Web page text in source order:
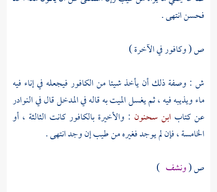
فحسن انتهى .
ص ( وكافور في الآخرة )
ش : وصفة ذلك أن يأخذ شيئا من الكافور فيجعله في إناء فيه
ماء ويذيبه فيه ، ثم يغسل الميت به قاله في المدخل قال في النوادر
عن كتاب ابن سحنون : والأخيرة بالكافور كانت الثالثة ، أو
الخامسة ، فإن لم يوجد فغيره من طيب إن وجد انتهى .
ص (ونشف )